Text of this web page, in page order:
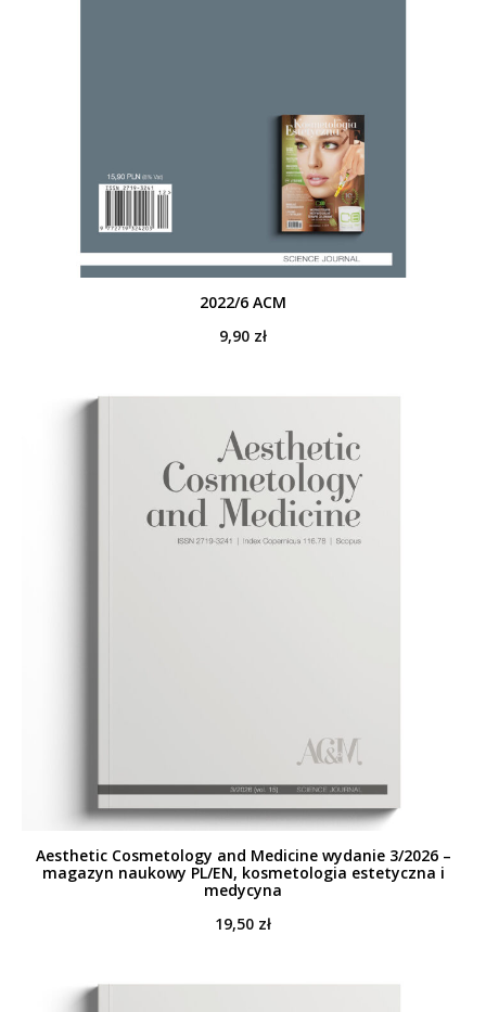
2022/6 ACM
9,90 zł
Aesthetic Cosmetology and Medicine wydanie 3/2026 –
magazyn naukowy PL/EN, kosmetologia estetyczna i
medycyna
19,50 zł